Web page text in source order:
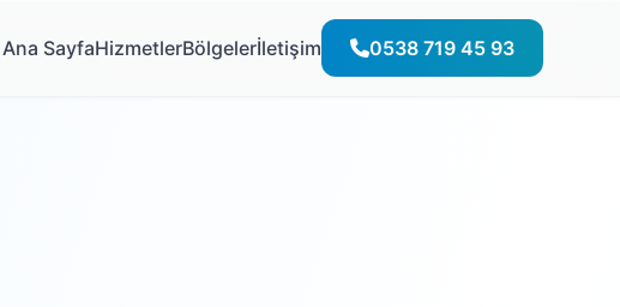
Ana SayfaHizmetlerBölgelerİletişim 0538 719 45 93